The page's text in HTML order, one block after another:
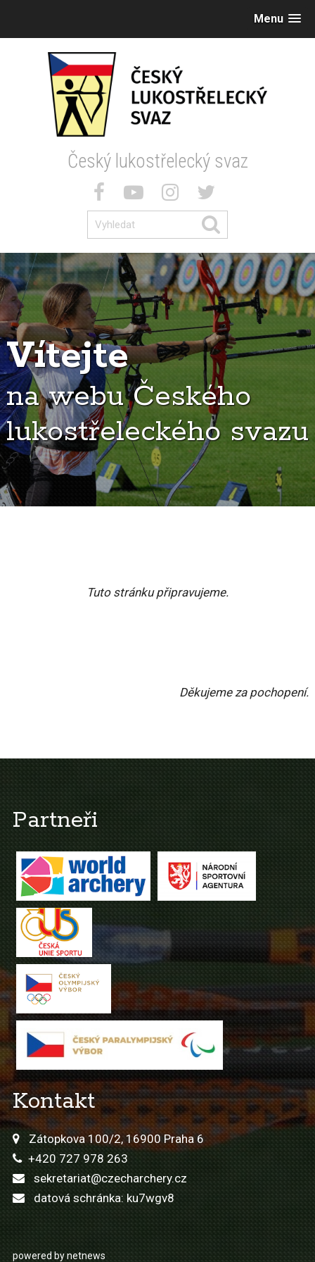
Menu
Český lukostřelecký svaz
Vítejte
na webu Českého
lukostřeleckého svazu
Tuto stránku připravujeme.
Děkujeme za pochopení.
Partneři
Kontakt
Zátopkova 100/2, 16900 Praha 6
+420 727 978 263
sekretariat@czecharchery.cz
datová schránka: ku7wgv8
powered by netnews